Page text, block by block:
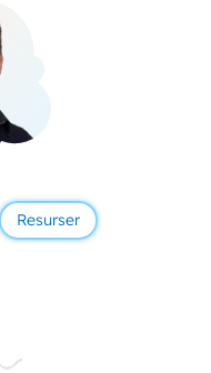
Resurser